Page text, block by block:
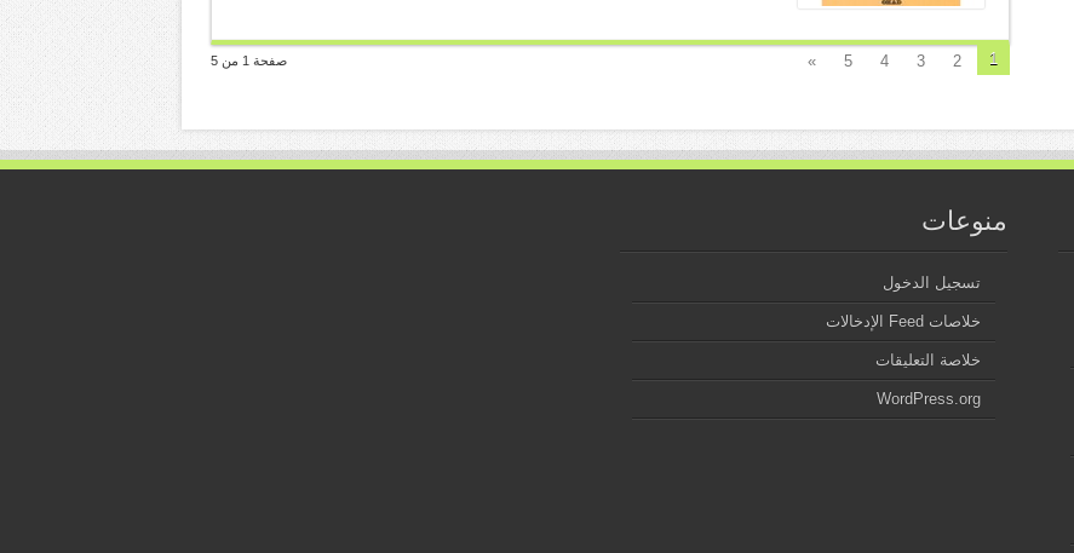
صفحة 1 من 5 1
2
3
4
5
»
منوعات
تسجيل الدخول
خلاصات Feed الإدخالات
خلاصة التعليقات
WordPress.org